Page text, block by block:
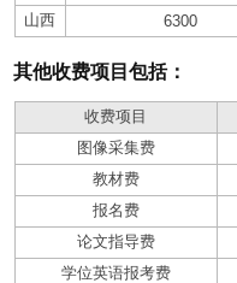
山西
6300
其他收费项目包括：
收费项目
图像采集费
教材费
报名费
论文指导费
学位英语报考费